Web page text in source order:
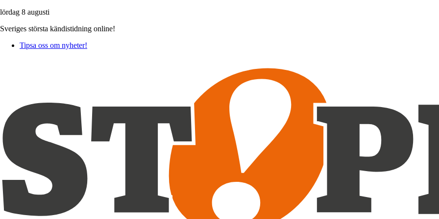
lördag 8 augusti
Sveriges största kändistidning online!
Tipsa oss om nyheter!